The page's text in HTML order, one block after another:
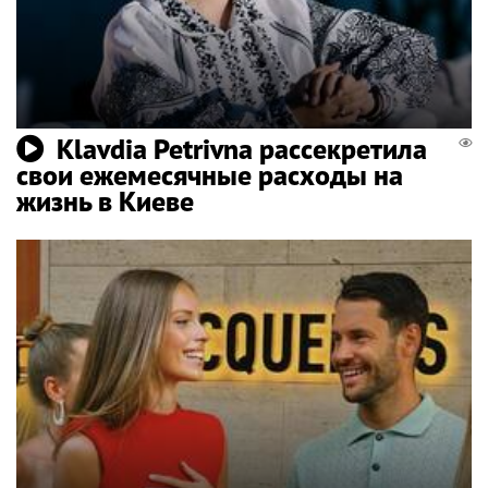
Klavdia Petrivna рассекретила
свои ежемесячные расходы на
жизнь в Киеве